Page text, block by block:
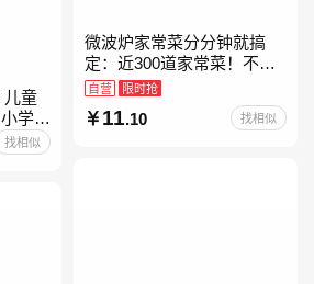
微波炉家常菜分分钟就搞
定：近300道家常菜！不开
火、零油烟！蒸、煮、炒、
烤、焗……全彩印刷+步骤
图解，让美味跃然眼前、操
自营 限时抢
11 .10 找相似
儿童
学生
阅读
二年
找相似